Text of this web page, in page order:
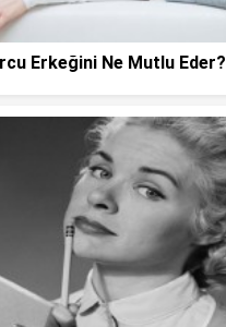
Erkeğini Ne Mutlu Eder?